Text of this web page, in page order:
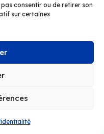
consentir ou de retirer son
sur certaines
à être un